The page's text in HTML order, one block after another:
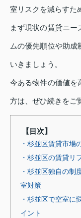
室リスクを減らすた
まず現状の賃貸ニ
ムの優先順位や助
いきましょう。
今ある物件の価値を
方は、ぜひ続きをご
【目次】
・杉並区賃貸市場
・杉並区の賃貸リ
・杉並区独自の制
室対策
・杉並区で空室に
イント